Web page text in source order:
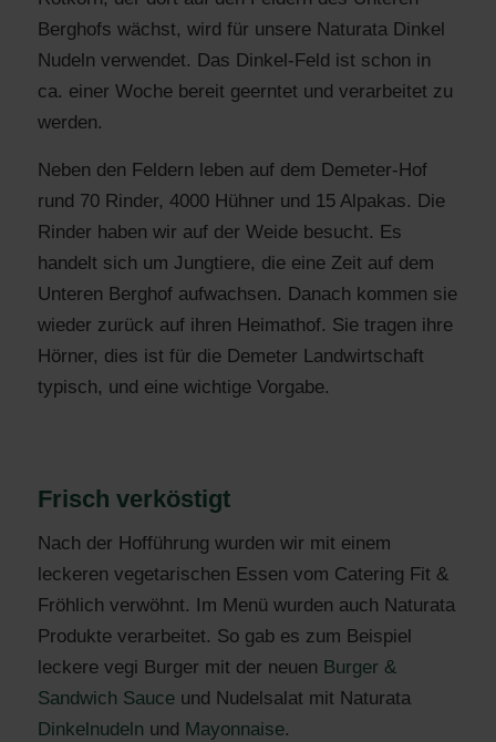
Berghofs wächst, wird für unsere Naturata Dinkel
Nudeln verwendet. Das Dinkel-Feld ist schon in
ca. einer Woche bereit geerntet und verarbeitet zu
werden.
Neben den Feldern leben auf dem Demeter-Hof
rund 70 Rinder, 4000 Hühner und 15 Alpakas. Die
Rinder haben wir auf der Weide besucht. Es
handelt sich um Jungtiere, die eine Zeit auf dem
Unteren Berghof aufwachsen. Danach kommen sie
wieder zurück auf ihren Heimathof. Sie tragen ihre
Hörner, dies ist für die Demeter Landwirtschaft
typisch, und eine wichtige Vorgabe.
Frisch verköstigt
Nach der Hofführung wurden wir mit einem
leckeren vegetarischen Essen vom Catering Fit &
Fröhlich verwöhnt. Im Menü wurden auch Naturata
Produkte verarbeitet. So gab es zum Beispiel
leckere vegi Burger mit der neuen Burger &
Sandwich Sauceund Nudelsalat mit Naturata
Dinkelnudeln und Mayonnaise.